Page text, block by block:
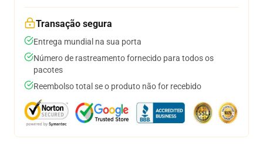
Transação segura
Entrega mundial na sua porta
Número de rastreamento fornecido para todos os
pacotes
Reembolso total se o produto não for recebido